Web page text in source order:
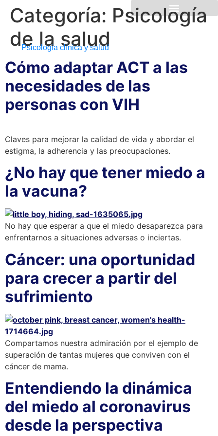
Psicología clínica y salud
Categoría: Psicología
de la salud
Cómo adaptar ACT a las
necesidades de las
personas con VIH
Claves para mejorar la calidad de vida y abordar el
estigma, la adherencia y las preocupaciones.
¿No hay que tener miedo a
la vacuna?
No hay que esperar a que el miedo desaparezca para
enfrentarnos a situaciones adversas o inciertas.
Cáncer: una oportunidad
para crecer a partir del
sufrimiento
Compartamos nuestra admiración por el ejemplo de
superación de tantas mujeres que conviven con el
cáncer de mama.
Entendiendo la dinámica
del miedo al coronavirus
desde la perspectiva